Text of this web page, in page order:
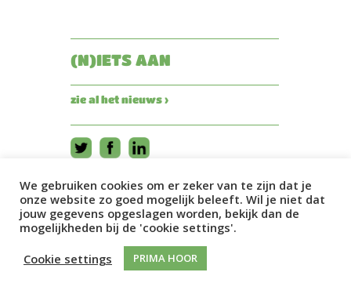
(N)IETS AAN
zie al het nieuws ›
We gebruiken cookies om er zeker van te zijn dat je
onze website zo goed mogelijk beleeft. Wil je niet dat
jouw gegevens opgeslagen worden, bekijk dan de
mogelijkheden bij de 'cookie settings'.
Cookie settings
PRIMA HOOR